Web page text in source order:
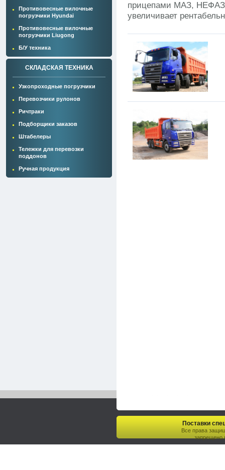
Противовесные вилочные
погрузчики Hyundai
Противовесные вилочные
погрузчики Liugong
Б/У техника
СКЛАДСКАЯ ТЕХНИКА
Узкопроходные погрузчики
Перевозчики рулонов
Ричтраки
Подборщики заказов
Штабелеры
Тележки для перевозки
поддонов
Ручная продукция
прицепами МАЗ,
увеличивает
Поставки
Все права
запрещено.